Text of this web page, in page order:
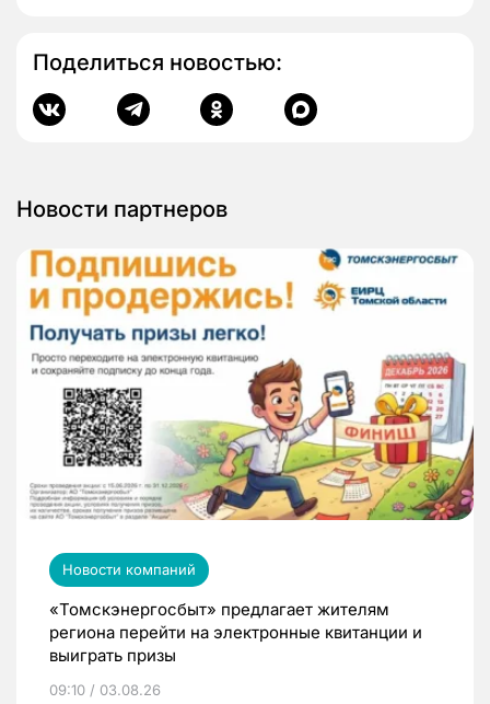
Поделиться новостью:
Новости партнеров
Новости компаний
«Томскэнергосбыт» предлагает жителям
региона перейти на электронные квитанции и
выиграть призы
09:10 / 03.08.26